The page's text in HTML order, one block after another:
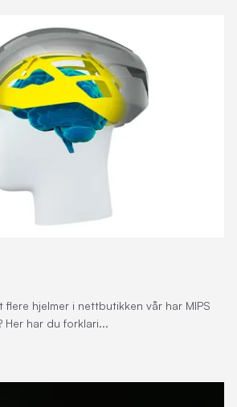
flere hjelmer i nettbutikken vår har MIPS
har du forklari...